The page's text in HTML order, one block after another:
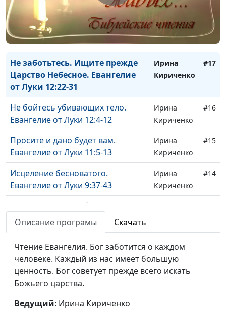
Исцеление в субботу согнутой
женщины. Евангелие от Луки
13:10-17
Кириченко
#18
Не заботьтесь. Ищите прежде
Царство Небесное. Евангелие
от Луки 12:22-31
Ирина
Кириченко
#17
Не бойтесь убивающих тело.
Евангелие от Луки 12:4-12
Ирина
Кириченко
#16
Просите и дано будет вам.
Евангелие от Луки 11:5-13
Ирина
Кириченко
#15
Исцеление бесноватого.
Евангелие от Луки 9:37-43
Ирина
Кириченко
#14
Христос усмиряет бурю на озере.
Евангелие от Луки 8:22-25
на ноги Христа. Евангелие от
Луки 7:36-50
Кириченко
Воскрешение сына вдовы.
Описание програмы Скачать
Чтение Евангелия. Бог заботится о каждом
человеке. Каждый из нас имеет большую
ценность. Бог советует прежде всего искать
Божьего царства.
Ведущий: Ирина Кириченко